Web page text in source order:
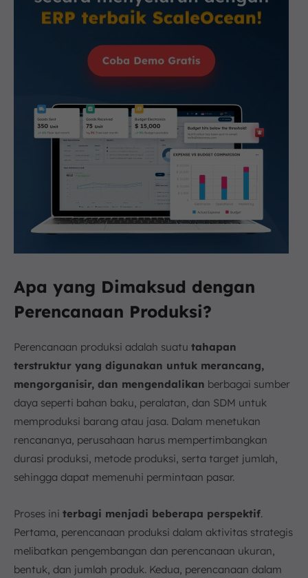
Apa yang Dimaksud dengan
Perencanaan Produksi?
Perencanaan produksi adalah suatu tahapan
terstruktur yang digunakan untuk merancang,
mengorganisir, dan mengendalikan berbagai sumber
daya seperti bahan baku, peralatan, dan SDM untuk
memproduksi barang atau jasa. Dalam menetukan
rencananya, perusahaan harus mempertimbangkan
durasi produksi, metode produksi, serta target jumlah,
sehingga dapat memenuhi permintaan pasar.
Proses ini terbagi menjadi beberapa perspektif.
Pertama, perencanaan produksi dalam aktivitas strategis
melibatkan pengembangan dan perencanaan ukuran,
bentuk, dan jumlah produk. Kedua, perencanaan dalam